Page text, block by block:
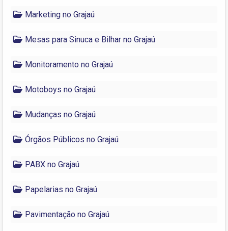
Marketing no Grajaú
Mesas para Sinuca e Bilhar no Grajaú
Monitoramento no Grajaú
Motoboys no Grajaú
Mudanças no Grajaú
Órgãos Públicos no Grajaú
PABX no Grajaú
Papelarias no Grajaú
Pavimentação no Grajaú